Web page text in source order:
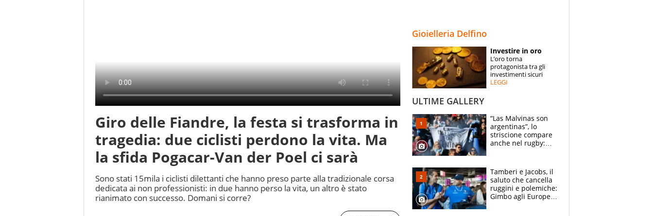
SPECIALI
ESPERTI
Giro delle Fiandre, la festa si trasforma in
tragedia: due ciclisti perdono la vita. Ma
la sfida Pogacar-Van der Poel ci sarà
Sono stati 15mila i ciclisti dilettanti che hanno preso parte alla tradizionale corsa
dedicata ai non professionisti: in due hanno perso la vita, un altro è stato
rianimato con successo. Domani si corre?
Gioielleria Delfino
Investire in oro
L’oro torna
protagonista tra gli
investimenti sicuri
LEGGI
ULTIME GALLERY
“Las Malvinas son
argentinas”, lo
striscione compare
anche nel rugby:
un caso
Tamberi e Jacobs, il
saluto che cancella
ruggini e polemiche:
Gimbo agli Europei